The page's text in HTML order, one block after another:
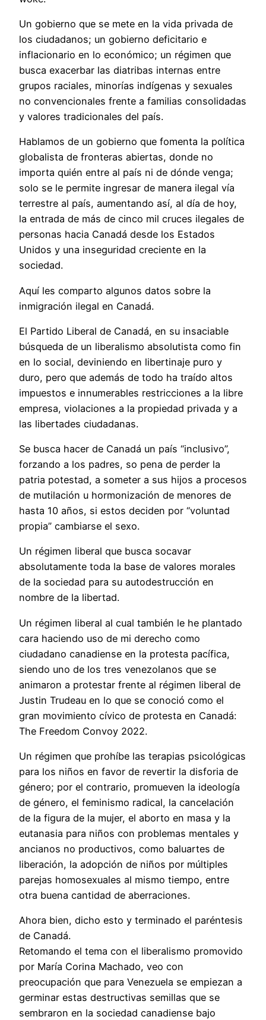
Un gobierno que se mete en la vida privada de
los ciudadanos; un gobierno deficitario e
inflacionario en lo económico; un régimen que
busca exacerbar las diatribas internas entre
grupos raciales, minorías indígenas y sexuales
no convencionales frente a familias consolidadas
y valores tradicionales del país.
Hablamos de un gobierno que fomenta la política
globalista de fronteras abiertas, donde no
importa quién entre al país ni de dónde venga;
solo se le permite ingresar de manera ilegal vía
terrestre al país, aumentando así, al día de hoy,
la entrada de más de cinco mil cruces ilegales de
personas hacia Canadá desde los Estados
Unidos y una inseguridad creciente en la
sociedad.
Aquí les comparto algunos datos sobre la
inmigración ilegal en Canadá.
El Partido Liberal de Canadá, en su insaciable
búsqueda de un liberalismo absolutista como fin
en lo social, deviniendo en libertinaje puro y
duro, pero que además de todo ha traído altos
impuestos e innumerables restricciones a la libre
empresa, violaciones a la propiedad privada y a
las libertades ciudadanas.
Se busca hacer de Canadá un país “inclusivo”,
forzando a los padres, so pena de perder la
patria potestad, a someter a sus hijos a procesos
de mutilación u hormonización de menores de
hasta 10 años, si estos deciden por “voluntad
propia” cambiarse el sexo.
Un régimen liberal que busca socavar
absolutamente toda la base de valores morales
de la sociedad para su autodestrucción en
nombre de la libertad.
Un régimen liberal al cual también le he plantado
cara haciendo uso de mi derecho como
ciudadano canadiense en la protesta pacífica,
siendo uno de los tres venezolanos que se
animaron a protestar frente al régimen liberal de
Justin Trudeau en lo que se conoció como el
gran movimiento cívico de protesta en Canadá:
The Freedom Convoy 2022.
Un régimen que prohíbe las terapias psicológicas
para los niños en favor de revertir la disforia de
género; por el contrario, promueven la ideología
de género, el feminismo radical, la cancelación
de la figura de la mujer, el aborto en masa y la
eutanasia para niños con problemas mentales y
ancianos no productivos, como baluartes de
liberación, la adopción de niños por múltiples
parejas homosexuales al mismo tiempo, entre
otra buena cantidad de aberraciones.
Ahora bien, dicho esto y terminado el paréntesis
de Canadá.
Retomando el tema con el liberalismo promovido
por María Corina Machado, veo con
preocupación que para Venezuela se empiezan a
germinar estas destructivas semillas que se
sembraron en la sociedad canadiense bajo